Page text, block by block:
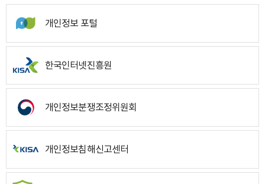
개인정보 포털
한국인터넷진흥원
개인정보분쟁조정위원회
개인정보침해신고센터